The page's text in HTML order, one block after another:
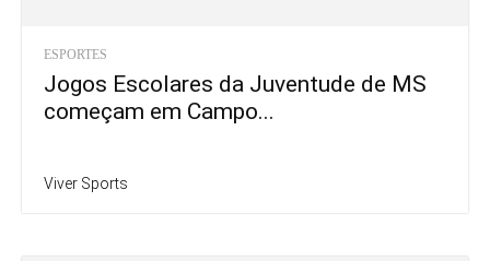
ESPORTES
Jogos Escolares da Juventude de MS
começam em Campo...
Viver Sports